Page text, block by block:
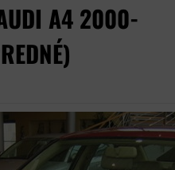
A4 2000-